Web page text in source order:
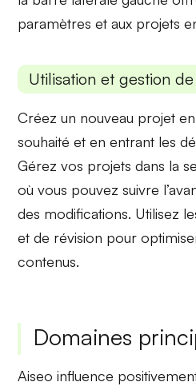
paramètres et aux projets
Utilisation et gestion
Créez un nouveau projet
souhaité et en entrant les
Gérez vos projets dans la
où vous pouvez suivre
des modifications. Utilisez
et de révision pour
contenus.
Domaines
Aiseo influence